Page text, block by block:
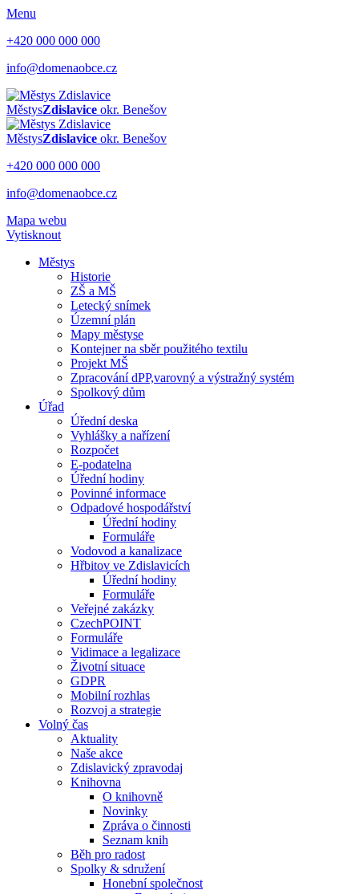
Menu
+420 000 000 000
info@domenaobce.cz
MěstysZdislavice okr. Benešov
MěstysZdislavice okr. Benešov
+420 000 000 000
info@domenaobce.cz
Mapa webu
Vytisknout
Městys
Historie
ZŠ a MŠ
Letecký snímek
Územní plán
Mapy městyse
Kontejner na sběr použitého textilu
Projekt MŠ
Zpracování dPP,varovný a výstražný systém
Spolkový dům
Úřad
Úřední deska
Vyhlášky a nařízení
Rozpočet
E-podatelna
Úřední hodiny
Povinné informace
Odpadové hospodářství
Úřední hodiny
Formuláře
Vodovod a kanalizace
Hřbitov ve Zdislavicích
Úřední hodiny
Formuláře
Veřejné zakázky
CzechPOINT
Formuláře
Vidimace a legalizace
Životní situace
GDPR
Mobilní rozhlas
Rozvoj a strategie
Volný čas
Aktuality
Naše akce
Zdislavický zpravodaj
Knihovna
O knihovně
Novinky
Zpráva o činnosti
Seznam knih
Běh pro radost
Spolky & sdružení
Honební společnost